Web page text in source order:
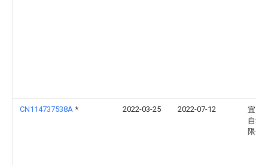
CN114737538A * 2022-03-25 2022-07-12
宜昌
自动
限公